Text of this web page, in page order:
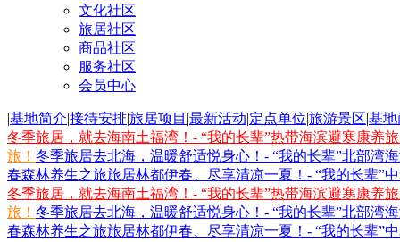
文化社区
旅居社区
商品社区
服务社区
会员中心
|基地简介|接待安排|旅居项目 |最新活动|定点单位|旅游景区|基
冬季旅居，就去海南土福湾！- “我的长辈”热带海滨避寒康养
旅！ 冬季旅居去北海，温暖舒适悦身心！- “我的长辈”北部湾
春森林养生之旅旅居林都伊春、尽享清凉一夏！- “我的长辈”
冬季旅居，就去海南土福湾！- “我的长辈”热带海滨避寒康养
旅！ 冬季旅居去北海，温暖舒适悦身心！- “我的长辈”北部湾
春森林养生之旅旅居林都伊春、尽享清凉一夏！- “我的长辈”